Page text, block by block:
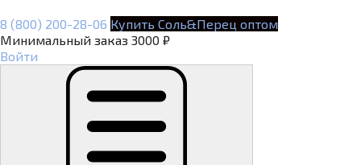
8 (800) 200-28-06 Купить Соль&Перец оптом
Минимальный заказ 3000 ₽
Войти